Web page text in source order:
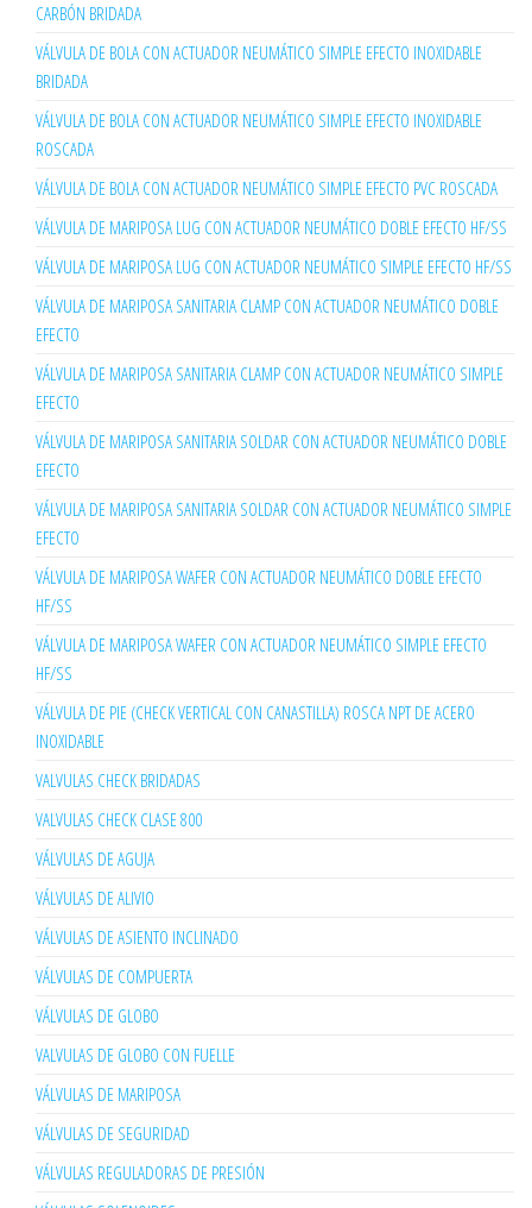
CARBÓN BRIDADA
VÁLVULA DE BOLA CON ACTUADOR NEUMÁTICO SIMPLE EFECTO INOXIDABLE
BRIDADA
VÁLVULA DE BOLA CON ACTUADOR NEUMÁTICO SIMPLE EFECTO INOXIDABLE
ROSCADA
VÁLVULA DE BOLA CON ACTUADOR NEUMÁTICO SIMPLE EFECTO PVC ROSCADA
VÁLVULA DE MARIPOSA LUG CON ACTUADOR NEUMÁTICO DOBLE EFECTO HF/SS
VÁLVULA DE MARIPOSA LUG CON ACTUADOR NEUMÁTICO SIMPLE EFECTO HF/SS
VÁLVULA DE MARIPOSA SANITARIA CLAMP CON ACTUADOR NEUMÁTICO DOBLE
EFECTO
VÁLVULA DE MARIPOSA SANITARIA CLAMP CON ACTUADOR NEUMÁTICO SIMPLE
EFECTO
VÁLVULA DE MARIPOSA SANITARIA SOLDAR CON ACTUADOR NEUMÁTICO DOBLE
EFECTO
VÁLVULA DE MARIPOSA SANITARIA SOLDAR CON ACTUADOR NEUMÁTICO SIMPLE
EFECTO
VÁLVULA DE MARIPOSA WAFER CON ACTUADOR NEUMÁTICO DOBLE EFECTO
HF/SS
VÁLVULA DE MARIPOSA WAFER CON ACTUADOR NEUMÁTICO SIMPLE EFECTO
HF/SS
VÁLVULA DE PIE (CHECK VERTICAL CON CANASTILLA) ROSCA NPT DE ACERO
INOXIDABLE
VALVULAS CHECK BRIDADAS
VALVULAS CHECK CLASE 800
VÁLVULAS DE AGUJA
VÁLVULAS DE ALIVIO
VÁLVULAS DE ASIENTO INCLINADO
VÁLVULAS DE COMPUERTA
VÁLVULAS DE GLOBO
VALVULAS DE GLOBO CON FUELLE
VÁLVULAS DE MARIPOSA
VÁLVULAS DE SEGURIDAD
VÁLVULAS REGULADORAS DE PRESIÓN